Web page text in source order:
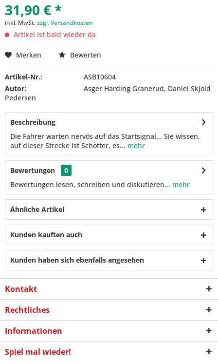
31,90 € *
inkl. MwSt.zzgl. Versandkosten
Artikel ist bald wieder da
Merken Bewerten
Artikel-Nr.:
ASB10604
Autor:
Asger Harding Granerud, Daniel Skjold
Pedersen
Beschreibung
Die Fahrer warten nervös auf das Startsignal... Sie wissen,
auf dieser Strecke ist Schotter, es... mehr
Bewertungen
0
Bewertungen lesen, schreiben und diskutieren... mehr
Ähnliche Artikel
Kunden kauften auch
Kunden haben sich ebenfalls angesehen
Kontakt
Rechtliches
Informationen
Spiel mal wieder!